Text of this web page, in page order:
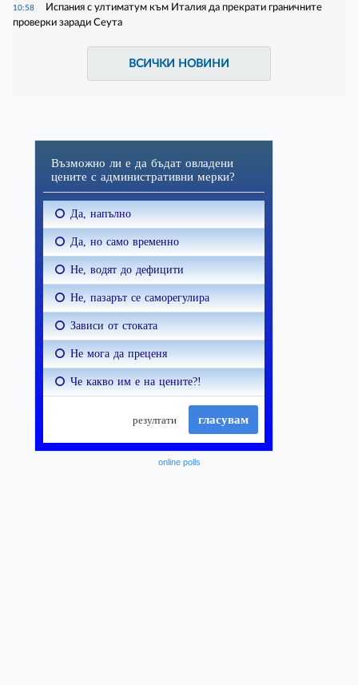
10:58
Испания с ултиматум към Италия да прекрати граничните
проверки заради Сеута
ВСИЧКИ НОВИНИ
online polls